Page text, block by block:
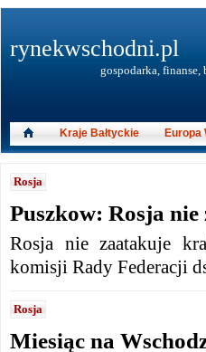
Rosja
Puszkow: Rosja
Rosja nie zaatakuje
komisji Rady Federacji
Rosja
Miesiąc na
rynekwschodni.pl
gospodarka, finanse,
Kraje Bałtyckie Europa